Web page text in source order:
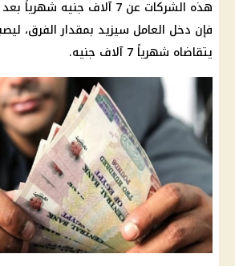
هذه الشركات عن 7 آلاف جنيه
فإن دخل العامل سيزيد بمقدار الفرق،
يتقاضاه شهرياً 7 آلاف جنيه.